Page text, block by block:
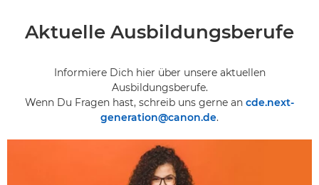
Berufserfahrene & Berufseinsteiger
Studierende, Auszubildende und Schüler
Stellenbörse
Aktuelle Ausbildungsberufe
Informiere Dich hier über unsere aktuellen
Ausbildungsberufe.
Wenn Du Fragen hast, schreib uns gerne an cde.next-
generation@canon.de.